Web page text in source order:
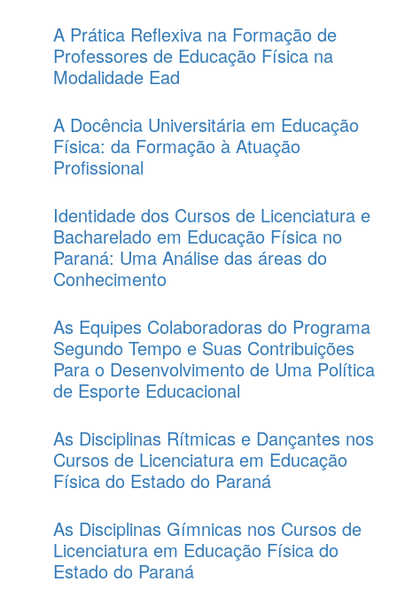
A Prática Reflexiva na Formação de
Professores de Educação Física na
Modalidade Ead
A Docência Universitária em Educação
Física: da Formação à Atuação
Profissional
Identidade dos Cursos de Licenciatura e
Bacharelado em Educação Física no
Paraná: Uma Análise das áreas do
Conhecimento
As Equipes Colaboradoras do Programa
Segundo Tempo e Suas Contribuições
Para o Desenvolvimento de Uma Política
de Esporte Educacional
As Disciplinas Rítmicas e Dançantes nos
Cursos de Licenciatura em Educação
Física do Estado do Paraná
As Disciplinas Gímnicas nos Cursos de
Licenciatura em Educação Física do
Estado do Paraná